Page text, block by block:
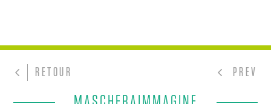
RETOUR PREV